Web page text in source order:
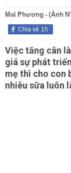
Mai Phương - (Ảnh
15
Chia sẻ
Việc tăng cân
giá sự phát
mẹ thì cho con
nhiêu sữa luôn